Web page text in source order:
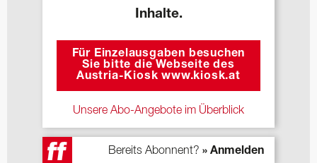
Inhalte.
Für Einzelausgaben besuchen
Sie bitte die Webseite des
Austria-Kiosk www.kiosk.at
Unsere Abo-Angebote im Überblick
Bereits Abonnent? » Anmelden